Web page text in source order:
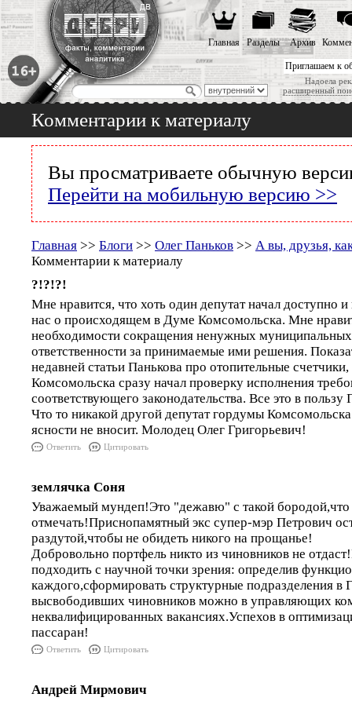
Приглашаем к
Надоела
расширенный
Главная Разделы Архив
Комментарии к материалу
Вы просматриваете обычную
Перейти на мобильную версию >>
Главная >> Блоги >> Олег Паньков >> А вы, друзья,
Комментарии к материалу
?!?!?!
Мне нравится, что хоть один депутат начал доступно
нас о происходящем в Думе Комсомольска. Мне
необходимости сокращения ненужных
ответственности за принимаемые ими решения.
недавней статьи Панькова про отопительные
Комсомольска сразу начал проверку исполнения
соответствующего законодательства. Все это в пользу
Что то никакой другой депутат гордумы
ясности не вносит. Молодец Олег Григорьевич!
Ответить Цитировать
землячка Соня
Уважаемый мундеп!Это "дежавю" с такой
отмечать!Приснопамятный экс супер-мэр Петрович
раздутой,чтобы не обидеть никого на прощанье!
Добровольно портфель никто из чиновников не
подходить с научной точки зрения: определив
каждого,сформировать структурные подразделения в
высвободивших чиновников можно в управляющих
неквалифицированных вакансиях.Успехов в
пассаран!
Ответить Цитировать
Андрей Мирмович